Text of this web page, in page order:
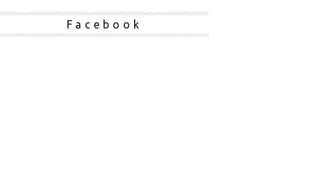
Facebook